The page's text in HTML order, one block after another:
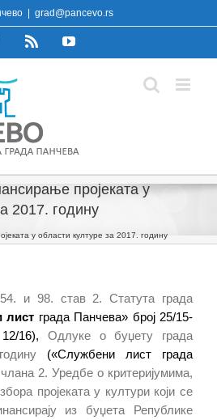
grad@pancevo.rs
FacebookRss YouTube
пројеката у
2017. годину
у области културе за 2017. годину
и 98. став 2. Статута града
лист града Панчева» број 25/15-
16), Одлуке о буџету града
(«Службени лист града
члана 2. Уредбе о критеријумима,
пројеката у култури који се
из буџета Републике